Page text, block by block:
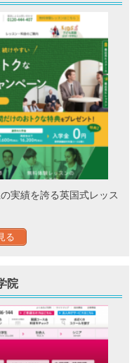
実績を誇る英国式レッス
る
院